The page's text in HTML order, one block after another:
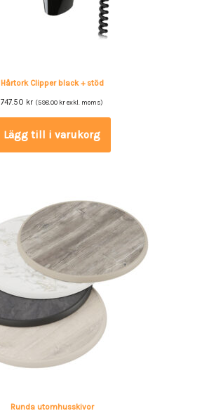
Hårtork Clipper black + stöd
747.50 kr (598.00 krexkl. moms)
Lägg till i varukorg
Runda utomhusskivor